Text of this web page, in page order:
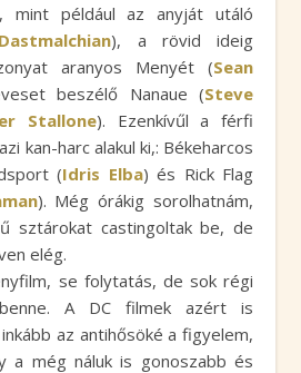
mint például az anyját utáló
), a rövid ideig
aranyos Menyét (Sean
beszélő Nanaue (Steve
Stallone). Ezenkívűl a férfi
kan-harc alakul ki,: Békeharcos
(Idris Elba) és Rick Flag
). Még órákig sorolhatnám,
sztárokat castingoltak be, de
elég.
se folytatás, de sok régi
A DC filmek azért is
az antihősöké a figyelem,
a még náluk is gonoszabb és